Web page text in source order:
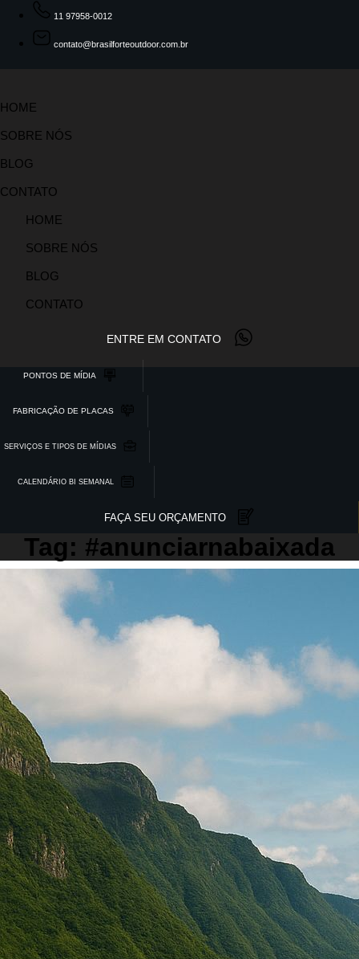
11 97958-0012
contato@brasilforteoutdoor.com.br
HOME
SOBRE NÓS
BLOG
CONTATO
HOME
SOBRE NÓS
BLOG
CONTATO
ENTRE EM CONTATO
PONTOS DE MÍDIA
FABRICAÇÃO DE PLACAS
SERVIÇOS E TIPOS DE MÍDIAS
CALENDÁRIO BI SEMANAL
FAÇA SEU ORÇAMENTO
Tag: #anunciarnabaixada